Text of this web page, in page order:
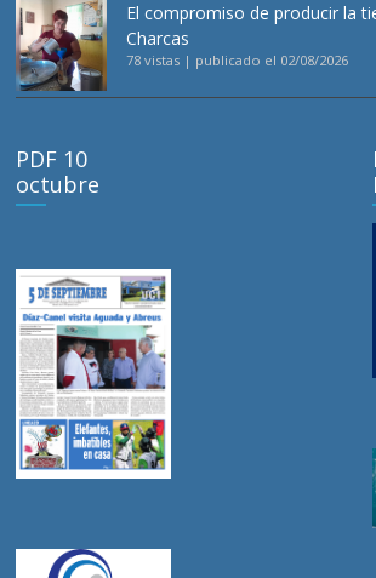
El compromiso de producir la
Charcas
78 vistas | publicado el 02/08/2026
PDF 10
octubre